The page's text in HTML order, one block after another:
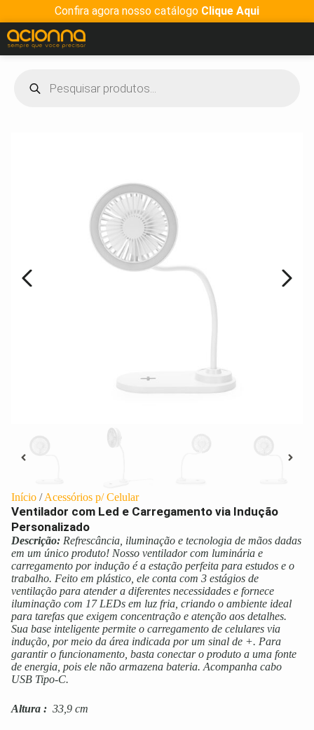
Confira agora nosso catálogo Clique Aqui
Início /Acessórios p/ Celular
Ventilador com Led e Carregamento via Indução
Personalizado
Descrição: Refrescância, iluminação e tecnologia de mãos dadas
em um único produto! Nosso ventilador com luminária e
carregamento por indução é a estação perfeita para estudos e o
trabalho. Feito em plástico, ele conta com 3 estágios de
ventilação para atender a diferentes necessidades e fornece
iluminação com 17 LEDs em luz fria, criando o ambiente ideal
para tarefas que exigem concentração e atenção aos detalhes.
Sua base inteligente permite o carregamento de celulares via
indução, por meio da área indicada por um sinal de +. Para
garantir o funcionamento, basta conectar o produto a uma fonte
de energia, pois ele não armazena bateria. Acompanha cabo
USB Tipo-C.
Altura : 33,9 cm